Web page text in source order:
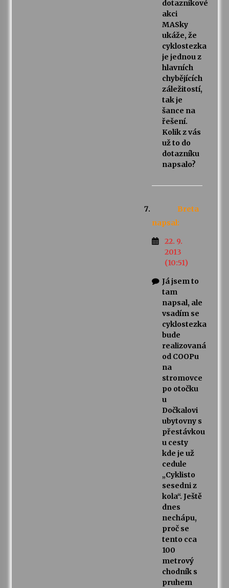
dotazníkové
akci
MASky
ukáže, že
cyklostezka
je jednou z
hlavních
chybějících
záležitostí,
tak je
šance na
řešení.
Kolik z vás
už to do
dotazníku
napsalo?
Breta
napsal:
22. 9.
2013
(10:51)
Já jsem to
tam
napsal, ale
vsadím se
cyklostezka
bude
realizovaná
od COOPu
na
stromovce
po otočku
u
Dočkalovi
ubytovny s
přestávkou
u cesty
kde je už
cedule
„Cyklisto
sesedni z
kola“. Ještě
dnes
nechápu,
proč se
tento cca
100
metrový
chodník s
pruhem